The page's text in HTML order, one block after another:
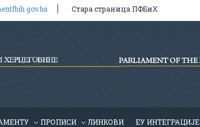
Стара страница ПФБиХ
ПРОПИСИ ЛИНКОВИ ЕУ ИНТЕГРАЦИЈЕ